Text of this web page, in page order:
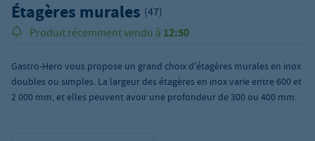
Étagères murales (47)
Produit récemment vendu à 12:50
Gastro-Hero vous propose un grand choix d'étagères murales en inox
doubles ou simples. La largeur des étagères en inox varie entre 600 et
2 000 mm, et elles peuvent avoir une profondeur de 300 ou 400 mm.